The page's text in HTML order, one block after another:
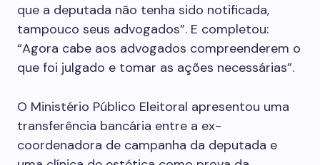
que a deputada não tenha sido notificada,
tampouco seus advogados”. E completou:
“Agora cabe aos advogados compreenderem o
que foi julgado e tomar as ações necessárias”.
O Ministério Público Eleitoral apresentou uma
transferência bancária entre a ex-
coordenadora de campanha da deputada e